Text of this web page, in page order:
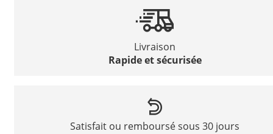
Livraison
Rapide et sécurisée
Satisfait ou remboursé sous 30 jours